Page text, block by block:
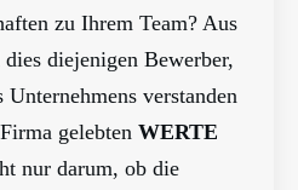
zu Ihrem Team? Aus
diejenigen Bewerber,
Unternehmens verstanden
gelebten WERTE
nur darum, ob die